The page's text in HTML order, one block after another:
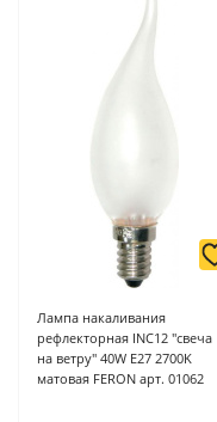
Лампа накаливания
рефлекторная INC12 "свеча
на ветру" 40W E27 2700K
матовая FERON арт. 01062